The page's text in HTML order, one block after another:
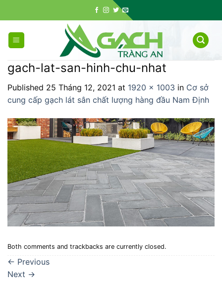
to
content
gach-lat-san-hinh-chu-nhat
Published 25 Tháng 12, 2021 at 1920 × 1003 in Cơ sở
cung cấp gạch lát sân chất lượng hàng đầu Nam Định
Both comments and trackbacks are currently closed.
← Previous
Next →